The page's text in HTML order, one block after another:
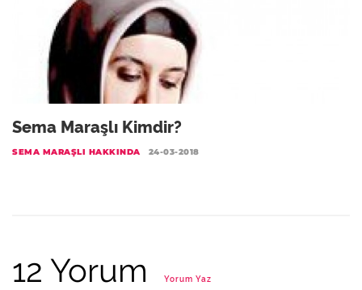
Sema Maraşlı Kimdir?
SEMA MARAŞLI HAKKINDA 24-03-2018
12 Yorum Yorum Yaz